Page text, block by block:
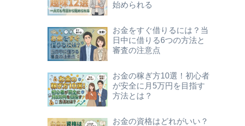
始められる
お金をすぐ借りるには？当
日中に借りる6つの方法と
審査の注意点
お金の稼ぎ方10選！初心者
が安全に月5万円を目指す
方法とは？
お金の資格はどれがいい？